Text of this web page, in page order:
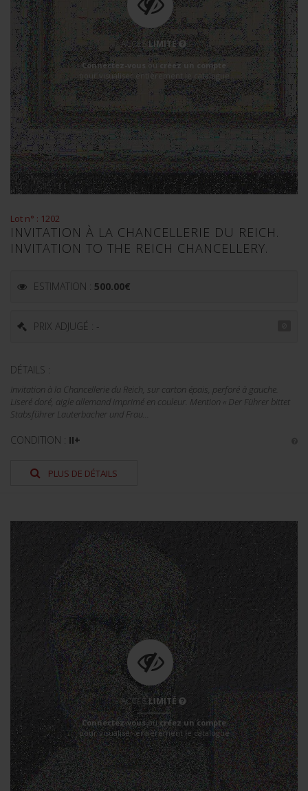
ACCÈSLIMITÉ
Connectez-vous ou créez un compte
pour visualiser entièrement le catalogue
Lot n° : 1202
INVITATION À LA CHANCELLERIE DU REICH.
INVITATION TO THE REICH CHANCELLERY.
ESTIMATION : 500.00€
PRIX ADJUGÉ : -
DÉTAILS :
Invitation à la Chancellerie du Reich, sur carton épais, perforé à gauche.
Liseré doré, aigle allemand imprimé en couleur. Mention « Der Führer bittet
Stabsführer Lauterbacher und Frau...
CONDITION : II+
PLUS DE DÉTAILS
ACCÈSLIMITÉ
Connectez-vousoucréez un compte
pour visualiser entièrement le catalogue